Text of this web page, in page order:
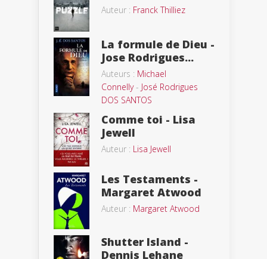
Auteur : Franck Thilliez
La formule de Dieu -
Jose Rodrigues...
Auteurs : Michael
Connelly- José Rodrigues
DOS SANTOS
Comme toi - Lisa
Jewell
Auteur : Lisa Jewell
Les Testaments -
Margaret Atwood
Auteur : Margaret Atwood
Shutter Island -
Dennis Lehane